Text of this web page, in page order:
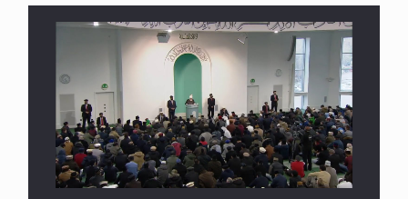
القرآن قاضٍ وحكمٌ على السنة ومهيمنٌ عليها.. ليس
العكس